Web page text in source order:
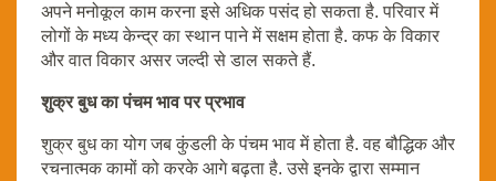
अपने मनोकूल काम करना इसे अधिक पसंद हो सकता है. परिवार में
लोगों के मध्य केन्द्र का स्थान पाने में सक्षम होता है. कफ के विकार
और वात विकार असर जल्दी से डाल सकते हैं.
शुक्र बुध का पंचम भाव पर प्रभाव
शुक्र बुध का योग जब कुंडली के पंचम भाव में होता है. वह बौद्धिक और
रचनात्मक कामों को करके आगे बढ़ता है. उसे इनके द्वारा सम्मान